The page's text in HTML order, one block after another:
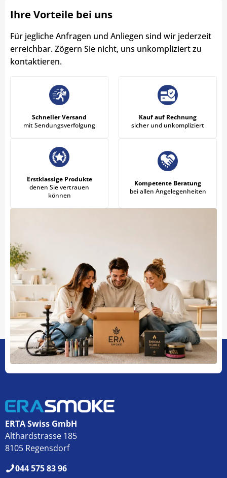
Ihre Vorteile bei uns
Für jegliche Anfragen und Anliegen sind wir jederzeit
erreichbar. Zögern Sie nicht, uns unkompliziert zu
kontaktieren.
Schneller Versand
mit Sendungsverfolgung
Kauf auf Rechnung
sicher und unkompliziert
Erstklassige Produkte
denen Sie vertrauen
können
Kompetente Beratung
bei allen Angelegenheiten
ERTA Swiss GmbH
Althardstrasse 185
8105 Regensdorf
044 575 83 96